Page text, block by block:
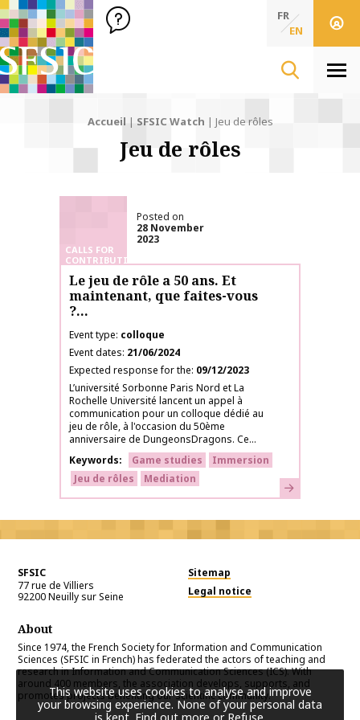
SFSIC Société Française des Sciences de l'Information & de
Société Française des Sciences de
FR
EN
Accueil | SFSIC Watch | Jeu de rôles
Jeu de rôles
CALLS FOR
CONTRIBUTIONS
Posted on
28 November
2023
Le jeu de rôle a 50 ans. Et
maintenant, que faites-vous
?…
Event type colloque
Event dates 21/06/2024
Expected response for the 09/12/2023
L’université Sorbonne Paris Nord et La
Rochelle Université lancent un appel à
communication pour un colloque dédié au
jeu de rôle, à l'occasion du 50ème
anniversaire de DungeonsDragons. Ce...
Keywords
Game studies
Immersion
Jeu de rôles
Mediation Learn more
SFSIC
77 rue de Villiers
92200Neuilly sur Seine
Sitemap
Legal notice
About
Since 1974, the French Society for Information and Communication
Sciences (SFSIC in French) has federated the actors of teaching and
research in Information and Communication Sciences (ICS). With
around 400 members, the association develops, supports, and
promotes projects benefiting our scientific community.
This website uses cookies to analyse and improve
your browsing experience. None of your personal data